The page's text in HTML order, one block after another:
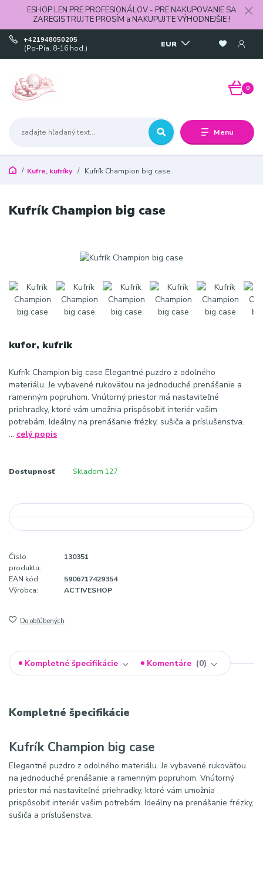
ESHOP LEN PRE PROFESIONÁLOV - PRE NAKUPOVANIE SA
ZAREGISTRUJTE PROSÍM a NAKUPUJTE VÝHODNEJŠIE !
Menu
EUR
+421948050205
(Po-Pia, 8-16 hod.)
0
Kufre, kufríky Kufrík Champion big case
Kufrík Champion big case
kufor, kufrik
Kufrík Champion big case Elegantné puzdro z odolného
materiálu. Je vybavené rukoväťou na jednoduché prenášanie a
ramenným popruhom. Vnútorný priestor má nastaviteľné
priehradky, ktoré vám umožnia prispôsobiť interiér vašim
potrebám. Ideálny na prenášanie frézky, sušiča a príslušenstva.
... celý popis
Dostupnosť Skladom 127
Číslo
produktu:
130351
EAN kód:
5906717429354
Výrobca:
ACTIVESHOP
Do obľúbených
Kompletné špecifikácie Komentáre 0
Kompletné špecifikácie
Kufrík Champion big case
Elegantné puzdro z odolného materiálu. Je vybavené rukoväťou
na jednoduché prenášanie a ramenným popruhom. Vnútorný
priestor má nastaviteľné priehradky, ktoré vám umožnia
prispôsobiť interiér vašim potrebám. Ideálny na prenášanie frézky,
sušiča a príslušenstva.